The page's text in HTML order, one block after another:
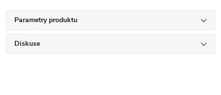
Parametry produktu
Diskuse